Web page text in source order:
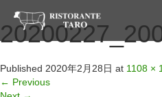
Published 2020年2月28日 at 1108 ×
← Previous